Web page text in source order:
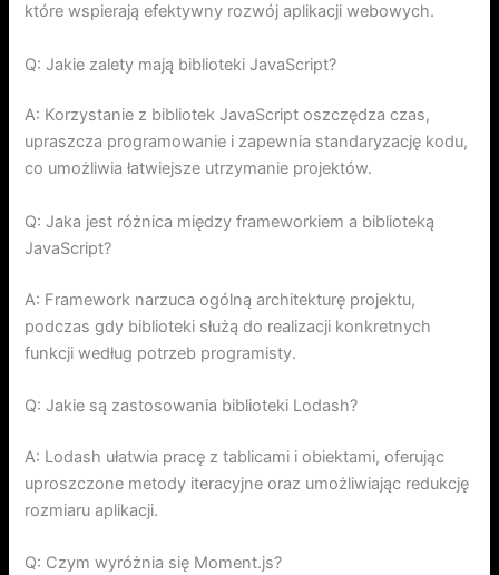
które wspierają efektywny rozwój aplikacji webowych.
Q: Jakie zalety mają biblioteki JavaScript?
A: Korzystanie z bibliotek JavaScript oszczędza czas,
upraszcza programowanie i zapewnia standaryzację kodu,
co umożliwia łatwiejsze utrzymanie projektów.
Q: Jaka jest różnica między frameworkiem a biblioteką
JavaScript?
A: Framework narzuca ogólną architekturę projektu,
podczas gdy biblioteki służą do realizacji konkretnych
funkcji według potrzeb programisty.
Q: Jakie są zastosowania biblioteki Lodash?
A: Lodash ułatwia pracę z tablicami i obiektami, oferując
uproszczone metody iteracyjne oraz umożliwiając redukcję
rozmiaru aplikacji.
Q: Czym wyróżnia się Moment.js?